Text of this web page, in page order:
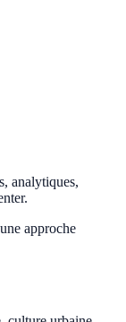
analytiques,
approche